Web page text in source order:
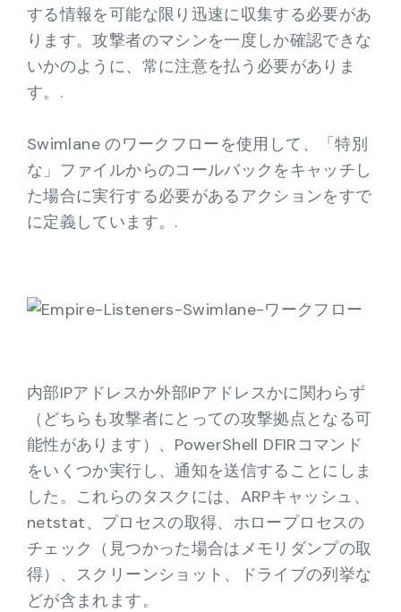
する情報を可能な限り迅速に収集する必要があ
ります。攻撃者のマシンを一度しか確認できな
いかのように、常に注意を払う必要がありま
す。.
Swimlane のワークフローを使用して、「特別
な」ファイルからのコールバックをキャッチし
た場合に実行する必要があるアクションをすで
に定義しています。.
内部IPアドレスか外部IPアドレスかに関わらず
（どちらも攻撃者にとっての攻撃拠点となる可
能性があります）、PowerShell DFIRコマンド
をいくつか実行し、通知を送信することにしま
した。これらのタスクには、ARPキャッシュ、
netstat、プロセスの取得、ホロープロセスの
チェック（見つかった場合はメモリダンプの取
得）、スクリーンショット、ドライブの列挙な
どが含まれます。